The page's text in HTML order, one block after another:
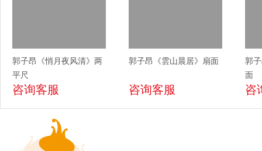
郭子昂《悄月夜风清》两
平尺
咨询客服
郭子昂《雲山晨居》扇面
咨询客服
郭
面
咨